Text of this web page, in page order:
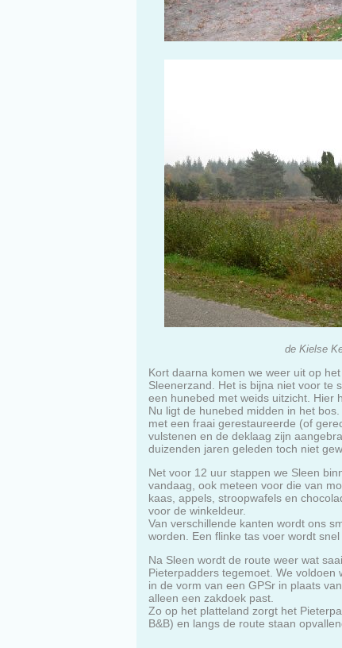
de Kielse
Kort daarna komen we weer uit op
Sleenerzand. Het is bijna niet voor te
een hunebed met weids uitzicht. Hier
Nu ligt de hunebed midden in het
met een fraai gerestaureerde (of
vulstenen en de deklaag zijn
duizenden jaren geleden toch niet
Net voor 12 uur stappen we Sleen
vandaag, ook meteen voor die van
kaas, appels, stroopwafels en
voor de winkeldeur.
Van verschillende kanten wordt ons
worden. Een flinke tas voer wordt
Na Sleen wordt de route weer wat
Pieterpadders tegemoet. We
in de vorm van een GPSr in plaats
alleen een zakdoek past.
Zo op het platteland zorgt het
B&B) en langs de route staan